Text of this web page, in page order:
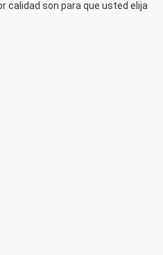
calidad son para que usted elija